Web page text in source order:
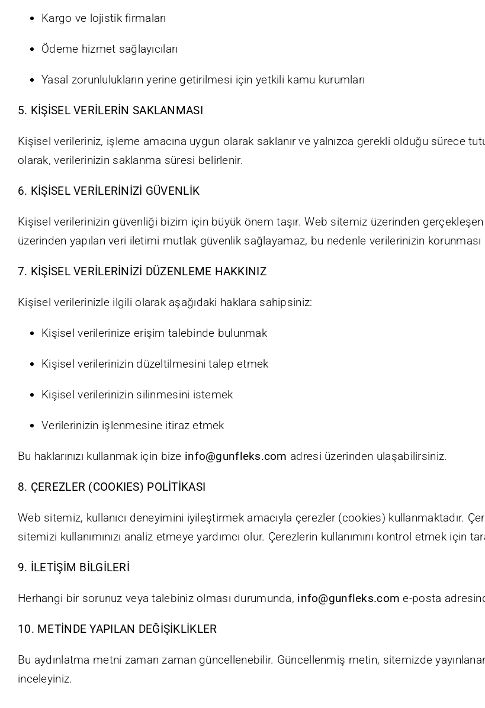
Kargo ve lojistik firmaları
Ödeme hizmet sağlayıcıları
Yasal zorunlulukların yerine getirilmesi için yetkili kamu kurumları
5. KİŞİSEL VERİLERİN SAKLANMASI
Kişisel verileriniz, işleme amacına uygun olarak saklanır ve yalnızca gerekli olduğu sürece
olarak, verilerinizin saklanma süresi belirlenir.
6. KİŞİSEL VERİLERİNİZİ GÜVENLİK
Kişisel verilerinizin güvenliği bizim için büyük önem taşır. Web sitemiz üzerinden
üzerinden yapılan veri iletimi mutlak güvenlik sağlayamaz, bu nedenle verilerinizin
7. KİŞİSEL VERİLERİNİZİ DÜZENLEME HAKKINIZ
Kişisel verilerinizle ilgili olarak aşağıdaki haklara sahipsiniz:
Kişisel verilerinize erişim talebinde bulunmak
Kişisel verilerinizin düzeltilmesini talep etmek
Kişisel verilerinizin silinmesini istemek
Verilerinizin işlenmesine itiraz etmek
Bu haklarınızı kullanmak için bize info@gunfleks.com adresi üzerinden ulaşabilirsiniz.
8. ÇEREZLER (COOKIES) POLİTİKASI
Web sitemiz, kullanıcı deneyimini iyileştirmek amacıyla çerezler (cookies) kullanmaktadır.
sitemizi kullanımınızı analiz etmeye yardımcı olur. Çerezlerin kullanımını kontrol etmek için
9. İLETİŞİM BİLGİLERİ
Herhangi bir sorunuz veya talebiniz olması durumunda, info@gunfleks.com e-posta
10. METİNDE YAPILAN DEĞİŞİKLİKLER
Bu aydınlatma metni zaman zaman güncellenebilir. Güncellenmiş metin, sitemizde
inceleyiniz.